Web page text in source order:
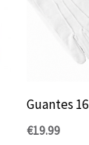
Guantes 16
€19.99